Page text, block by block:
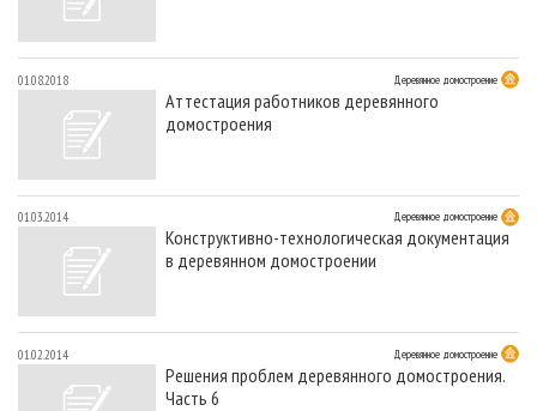
01.08.2018 Деревянное домостроение
Аттестация работников деревянного
домостроения
01.03.2014 Деревянное домостроение
Конструктивно-технологическая документация
в деревянном домостроении
01.02.2014 Деревянное домостроение
Решения проблем деревянного домостроения.
Часть 6